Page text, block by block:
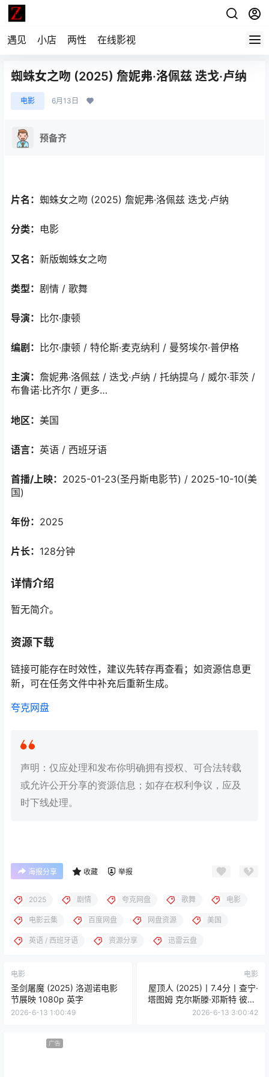
遇见 小店 两性 在线影视
蜘蛛女之吻 (2025) 詹妮弗·洛佩兹 迭戈·卢纳
电影 6月13日
预备齐
片名： 蜘蛛女之吻 (2025) 詹妮弗·洛佩兹 迭戈·卢纳
分类： 电影
又名： 新版蜘蛛女之吻
类型： 剧情 / 歌舞
导演： 比尔·康顿
编剧： 比尔·康顿 / 特伦斯·麦克纳利 / 曼努埃尔·普伊格
主演： 詹妮弗·洛佩兹 / 迭戈·卢纳 / 托纳提乌 / 威尔·菲茨 /
布鲁诺·比齐尔 / 更多…
地区： 美国
语言： 英语 / 西班牙语
首播/上映： 2025-01-23(圣丹斯电影节) / 2025-10-10(美
国)
年份： 2025
片长： 128分钟
详情介绍
暂无简介。
资源下载
链接可能存在时效性，建议先转存再查看；如资源信息更
新，可在任务文件中补充后重新生成。
夸克网盘
声明：仅应处理和发布你明确拥有授权、可合法转载
或允许公开分享的资源信息；如存在权利争议，应及
时下线处理。
海报分享 收藏 举报
2025 剧情 夸克网盘 歌舞 电影
电影云集 百度网盘 网盘资源 美国
英语 / 西班牙语 资源分享 迅雷云盘
电影
圣剑屠魔 (2025) 洛迦诺电影
节展映 1080p 英字
2026-6-13 1:00:49
电影
屋顶人 (2025)丨7.4分丨查宁·
塔图姆 克尔斯滕·邓斯特 彼特·
丁拉基 勒凯斯·斯坦菲尔德 中
2026-6-13 3:00:42
广告